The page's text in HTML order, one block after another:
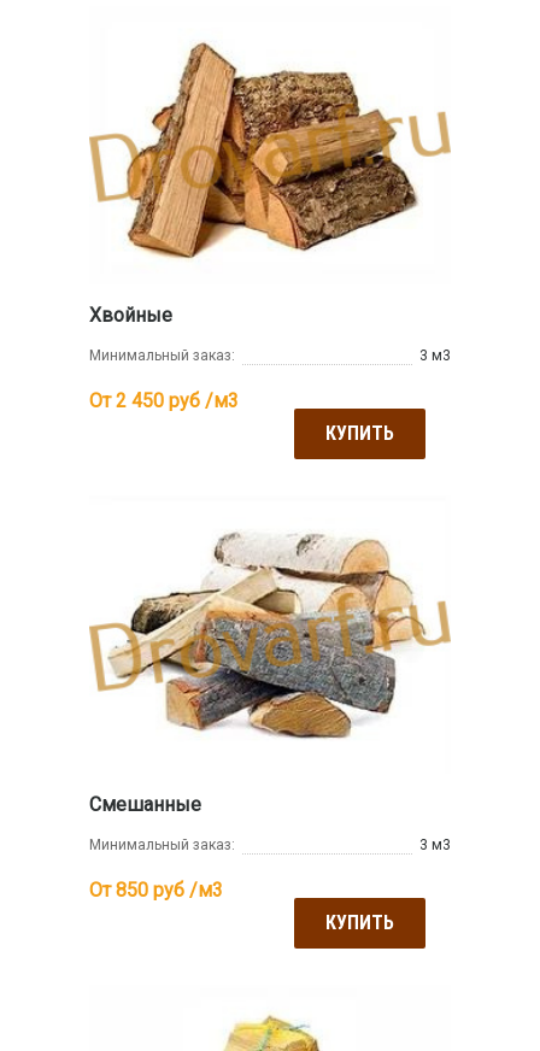
Хвойные
Минимальный заказ: 3 м3
От 2 450 руб /м3
КУПИТЬ
Смешанные
Минимальный заказ: 3 м3
От 850 руб /м3
КУПИТЬ